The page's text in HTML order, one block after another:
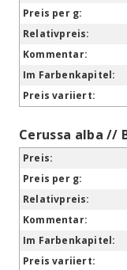
Cerussa alba //